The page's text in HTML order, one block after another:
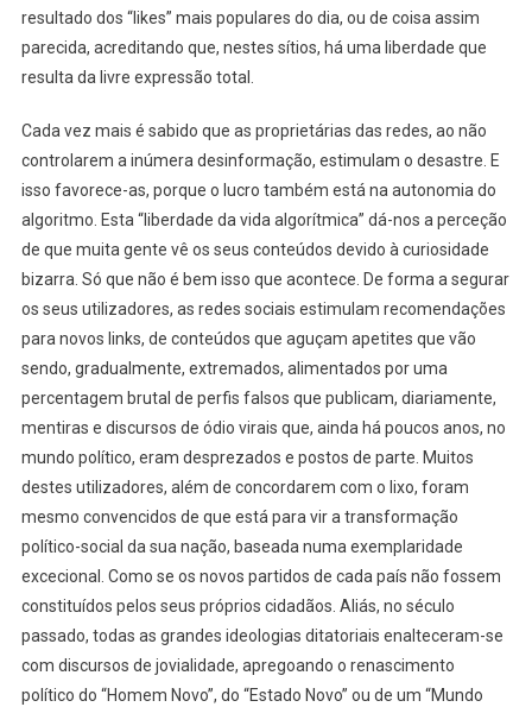
resultado dos “likes” mais populares do dia, ou de coisa assim
parecida, acreditando que, nestes sítios, há uma liberdade que
resulta da livre expressão total.
Cada vez mais é sabido que as proprietárias das redes, ao não
controlarem a inúmera desinformação, estimulam o desastre. E
isso favorece-as, porque o lucro também está na autonomia do
algoritmo. Esta “liberdade da vida algorítmica” dá-nos a perceção
de que muita gente vê os seus conteúdos devido à curiosidade
bizarra. Só que não é bem isso que acontece. De forma a segurar
os seus utilizadores, as redes sociais estimulam recomendações
para novos links, de conteúdos que aguçam apetites que vão
sendo, gradualmente, extremados, alimentados por uma
percentagem brutal de perfis falsos que publicam, diariamente,
mentiras e discursos de ódio virais que, ainda há poucos anos, no
mundo político, eram desprezados e postos de parte. Muitos
destes utilizadores, além de concordarem com o lixo, foram
mesmo convencidos de que está para vir a transformação
político-social da sua nação, baseada numa exemplaridade
excecional. Como se os novos partidos de cada país não fossem
constituídos pelos seus próprios cidadãos. Aliás, no século
passado, todas as grandes ideologias ditatoriais enalteceram-se
com discursos de jovialidade, apregoando o renascimento
político do “Homem Novo”, do “Estado Novo” ou de um “Mundo